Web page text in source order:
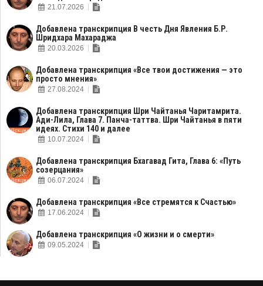
21.07.2026
Добавлена транскрипция В честь Дня Явления Б.Р.
Шридхара Махараджа
20.03.2026
Добавлена транскрипция «Все твои достижения — это
просто мнения»
27.08.2024
Добавлена транскрипция Шри Чайтанья Чаритамрита.
Ади-Лила, Глава 7. Панча-таттва. Шри Чайтанья в пяти
идеях. Стихи 140 и далее
10.07.2024
Добавлена транскрипция Бхагавад Гита, Глава 6: «Путь
созерцания»
06.07.2024
Добавлена транскрипция «Все стремятся к Счастью»
17.06.2024
Добавлена транскрипция «О жизни и о смерти»
09.05.2024